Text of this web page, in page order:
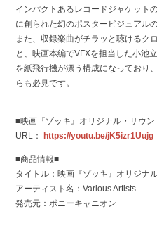
インパクトあるレコードジャケット
に創られた幻のポスタービジュアル
また、収録楽曲がチラッと聴けるク
と、映画本編でVFXを担当した小池
を紙飛行機が漂う構成になっており
らも必見です。
■映画『ゾッキ』オリジナル・サウ
URL：
https://youtu.be/jK5izr1Uujg
■商品情報■
タイトル：映画『ゾッキ』オリジナ
アーティスト名：Various Artists
発売元：ポニーキャニオン